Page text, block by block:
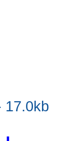
17.0kb